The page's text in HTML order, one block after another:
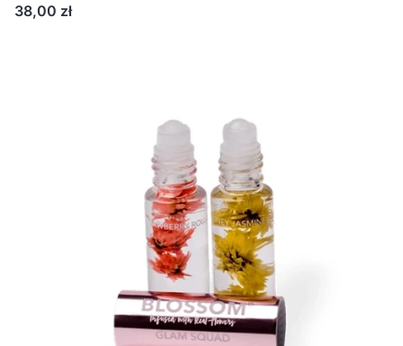
Cena
38,00 zł